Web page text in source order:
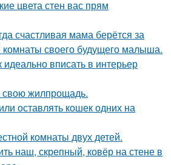
цвета стен вас прям
счастливая мама берётся за
своего будущего малыша.
вписать в интерьер
свою жилпрощадь.
оставлять кошек одних на
комнаты двух детей.
наш, скрепный, ковёр на стене в